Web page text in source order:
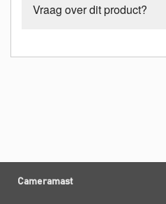
Vraag over dit product?
Cameramast